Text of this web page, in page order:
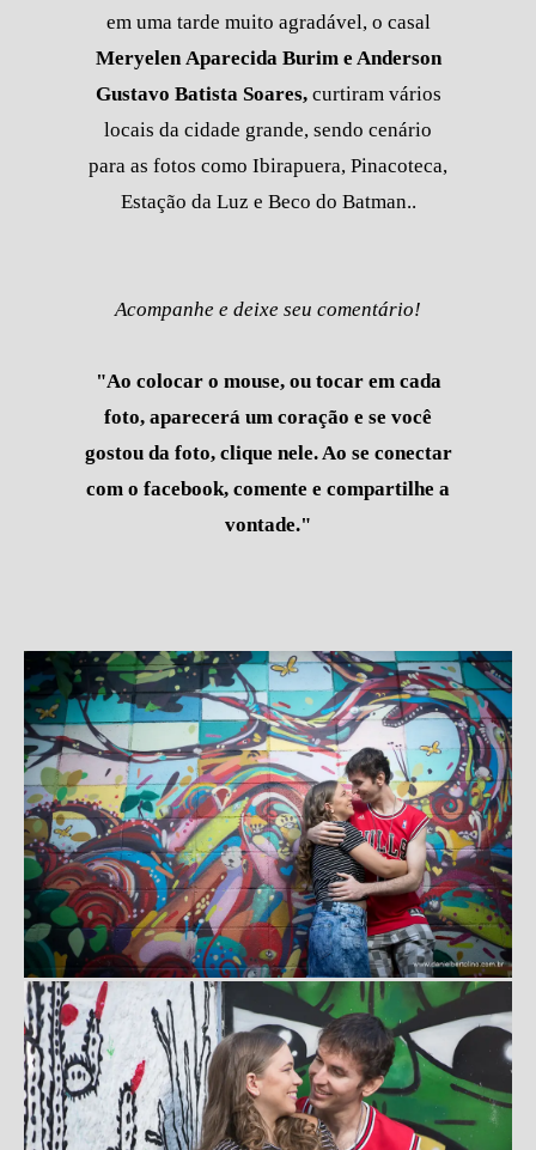
em uma tarde muito agradável, o casal
Meryelen Aparecida Burim e Anderson
Gustavo Batista Soares, curtiram vários
locais da cidade grande, sendo cenário
para as fotos como Ibirapuera, Pinacoteca,
Estação da Luz e Beco do Batman..
Acompanhe e deixe seu comentário!
"Ao colocar o mouse, ou tocar em cada
foto, aparecerá um coração e se você
gostou da foto, clique nele. Ao se conectar
com o facebook, comente e compartilhe a
vontade."